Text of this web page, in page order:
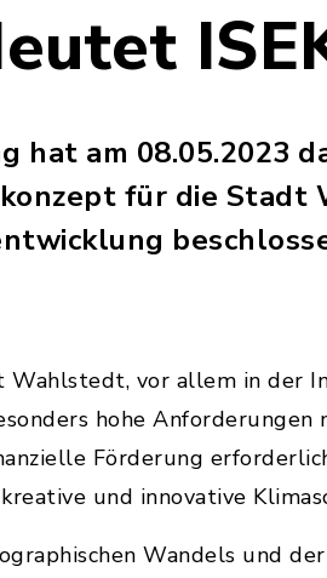
hat am 08.05.2023
für die Stadt
Wahlstedt, vor allem in der
hohe
Förderung
und innovative
Wandels und